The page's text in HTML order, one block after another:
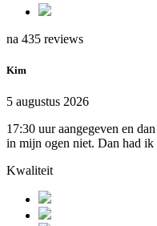
na 435 reviews
Kim
5 augustus 2026
17:30 uur aangegeven en
in mijn ogen niet. Dan had
Kwaliteit